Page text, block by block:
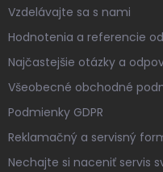
Vzdelávajte sa s nami
Hodnotenia a referencie
Najčastejšie otázky a
Všeobecné obchodné
Podmienky GDPR
Reklamačný a servisný
Nechajte si naceniť servis